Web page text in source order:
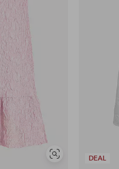
Vis
DEAL